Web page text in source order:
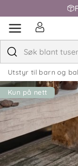
Utstyr til barn og
Kun på nett